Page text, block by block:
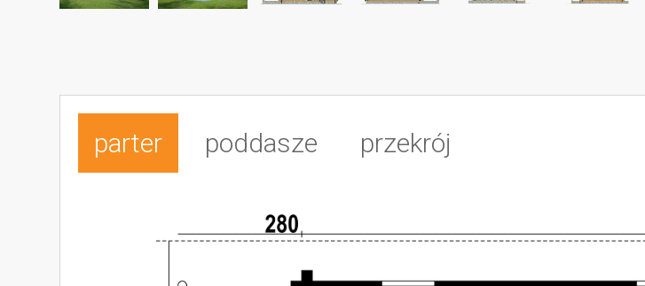
parter poddasze przekrój